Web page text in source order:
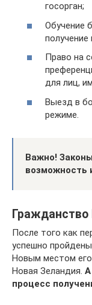
госорган;
Обучение
получение
Право на
для лиц,
Выезд в
режиме.
Важно!
возможность
После того как
успешно
Новым местом его
Новая Зеландия. А
процесс